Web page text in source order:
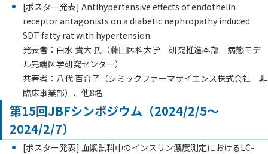
[ポスター発表] Antihypertensive effects of endothelin
receptor antagonists on a diabetic nephropathy induced
SDT fatty rat with hypertension
発表者：白水 貴大 氏（藤田医科大学 研究推進本部 病態モデ
ル先端医学研究センター）
共著者：八代 百合子（シミックファーマサイエンス株式会社 非
臨床事業部）、他8名
第15回JBFシンポジウム（2024/2/5～
2024/2/7）
[ポスター発表] 血漿試料中のインスリン濃度測定におけるLC-